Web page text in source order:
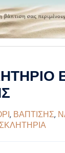
, ΒΑΠΤΙΣΗΣ,